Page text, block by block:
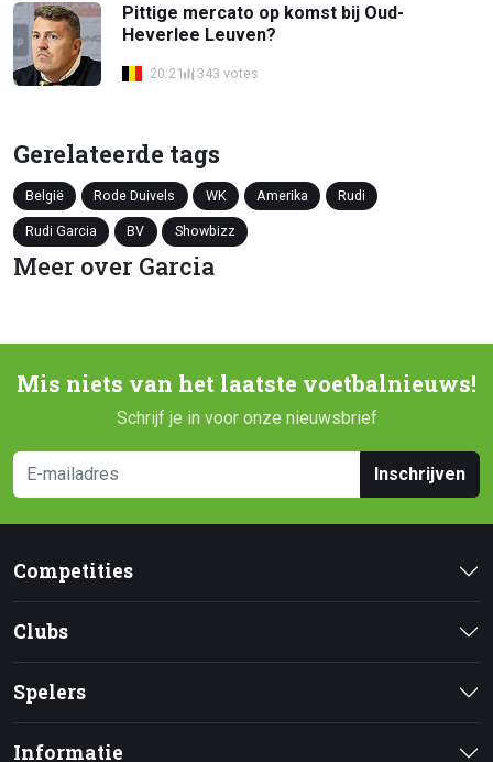
Pittige mercato op komst bij Oud-
Heverlee Leuven?
20:21 343 votes
Gerelateerde tags
België Rode Duivels WK Amerika Rudi
Rudi Garcia BV Showbizz
Meer over Garcia
Mis niets van het laatste voetbalnieuws!
Schrijf je in voor onze nieuwsbrief
Inschrijven
Competities
Clubs
Spelers
Informatie